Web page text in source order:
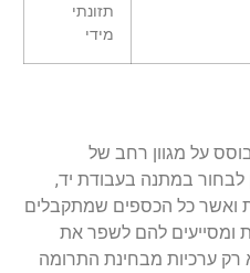
תזונתי
מידי
על מגוון רחב של
לבחור במתנה בעבודת יד,
ואשר כל הכספים שמתקבלים
ומסייעים להם לשפר את
רק ערכיות מבחינת התרומה